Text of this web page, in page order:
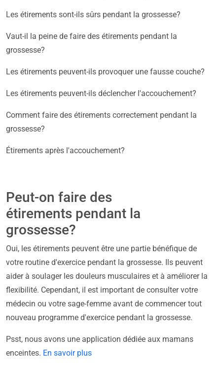
Les étirements sont-ils sûrs pendant la grossesse?
Vaut-il la peine de faire des étirements pendant la
grossesse?
Les étirements peuvent-ils provoquer une fausse couche?
Les étirements peuvent-ils déclencher l'accouchement?
Comment faire des étirements correctement pendant la
grossesse?
Étirements après l'accouchement?
Peut-on faire des
étirements pendant la
grossesse?
Oui, les étirements peuvent être une partie bénéfique de
votre routine d'exercice pendant la grossesse. Ils peuvent
aider à soulager les douleurs musculaires et à améliorer la
flexibilité. Cependant, il est important de consulter votre
médecin ou votre sage-femme avant de commencer tout
nouveau programme d'exercice pendant la grossesse.
Psst, nous avons une application dédiée aux mamans
enceintes. En savoir plus